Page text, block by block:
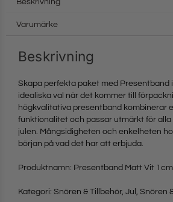
Beskrivning
Varumärke
Beskrivning
Skapa perfekta paket med Presentband
idealiska val när det kommer till
högkvalitativa presentband kombinerar
funktionalitet och passar utmärkt för
julen. Mångsidigheten och enkelheten
början på vad det har att erbjuda.
Produktnamn: Presentband Matt Vit
Kategori: Snören & Tillbehör, Jul, Snören